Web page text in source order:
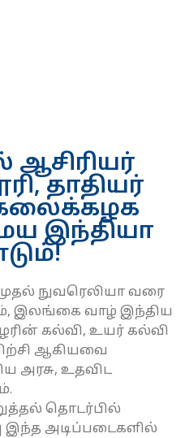
தாதியர்
இந்தியா
நுவரெலியா வரை
இலங்கை வாழ் இந்திய
கல்வி, உயர் கல்வி
ஆகியவை
அரசு, உதவிட
தொடர்பில்
இந்த அடிப்படைகளில்